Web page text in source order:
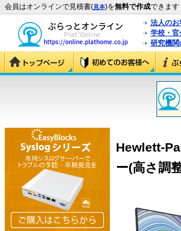
会員はオンラインで見積書(見本)を無料で作成できます
法人のお
学校・官
研究機関
Hewlett-
ー(高さ調